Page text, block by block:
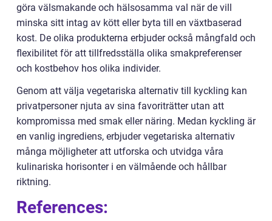
göra välsmakande och hälsosamma val när de vill
minska sitt intag av kött eller byta till en växtbaserad
kost. De olika produkterna erbjuder också mångfald och
flexibilitet för att tillfredsställa olika smakpreferenser
och kostbehov hos olika individer.
Genom att välja vegetariska alternativ till kyckling kan
privatpersoner njuta av sina favoriträtter utan att
kompromissa med smak eller näring. Medan kyckling är
en vanlig ingrediens, erbjuder vegetariska alternativ
många möjligheter att utforska och utvidga våra
kulinariska horisonter i en välmående och hållbar
riktning.
References: